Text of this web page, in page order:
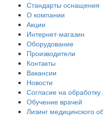
Стандарты оснащения
О компании
Акции
Интернет-магазин
Оборудование
Производители
Контакты
Вакансии
Новости
Согласие на
Обучение врачей
Лизинг медицинского